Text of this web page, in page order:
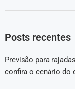
Posts recentes
Previsão para
confira o cenário do